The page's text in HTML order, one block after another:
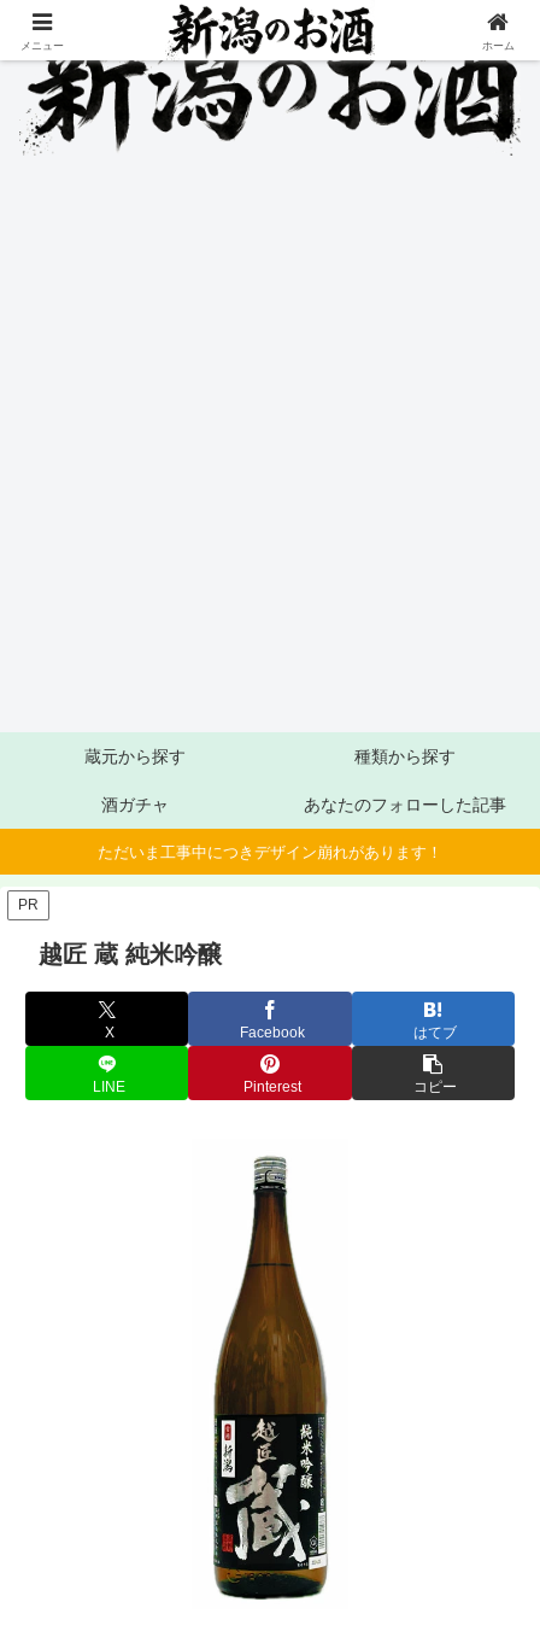
蔵元から探す 種類から探す
酒ガチャ あなたのフォローした記事
ただいま工事中につきデザイン崩れがあります！
PR
越匠 蔵 純米吟醸
X Facebook はてブ
LINE Pinterest コピー
メニュー ホーム